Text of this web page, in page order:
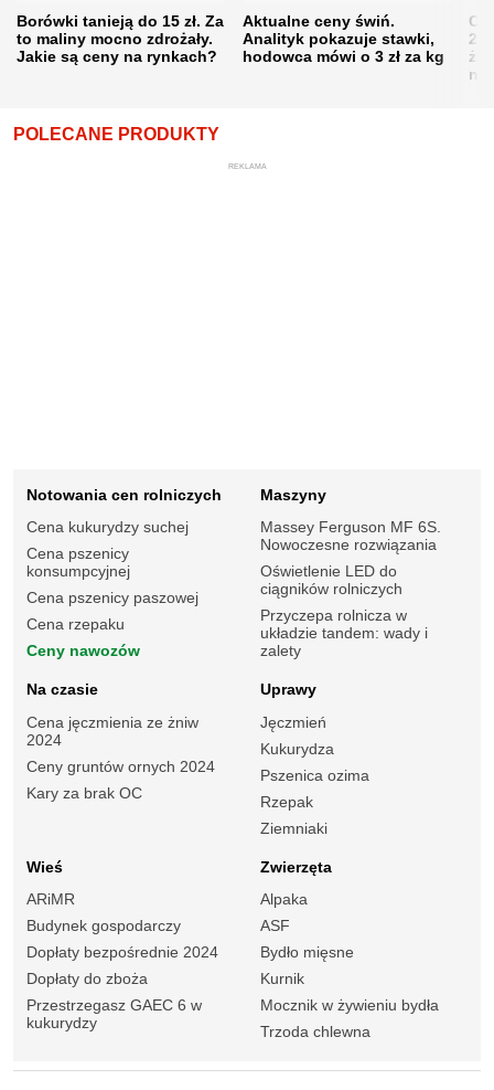
Borówki tanieją do 15 zł. Za
to maliny mocno zdrożały.
Jakie są ceny na rynkach?
Aktualne ceny świń.
Analityk pokazuje stawki,
hodowca mówi o 3 zł za kg
POLECANE PRODUKTY
REKLAMA
Notowania cen rolniczych
Cena kukurydzy suchej
Cena pszenicy
konsumpcyjnej
Cena pszenicy paszowej
Cena rzepaku
Ceny nawozów
Maszyny
Massey Ferguson MF 6S.
Nowoczesne rozwiązania
Oświetlenie LED do
ciągników rolniczych
Przyczepa rolnicza w
układzie tandem: wady i
zalety
Na czasie
Cena jęczmienia ze żniw
2024
Ceny gruntów ornych 2024
Kary za brak OC
Uprawy
Jęczmień
Kukurydza
Pszenica ozima
Rzepak
Ziemniaki
Wieś
ARiMR
Budynek gospodarczy
Dopłaty bezpośrednie 2024
Dopłaty do zboża
Przestrzegasz GAEC 6 w
kukurydzy
Zwierzęta
Alpaka
ASF
Bydło mięsne
Kurnik
Mocznik w żywieniu bydła
Trzoda chlewna